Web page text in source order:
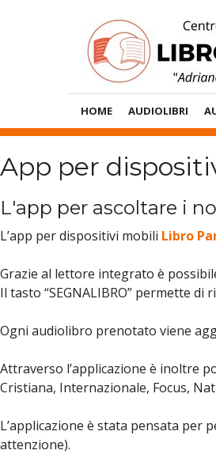
Menù
Principale
HOME AUDIOLIBRI
App per
L'app per ascoltare i
L’app per dispositivi mobili Libro
Grazie al lettore integrato è
Il tasto “SEGNALIBRO” permette
Ogni audiolibro prenotato viene
Attraverso l’applicazione è inoltre
Cristiana, Internazionale, Focus,
L’applicazione è stata pensata per
attenzione).